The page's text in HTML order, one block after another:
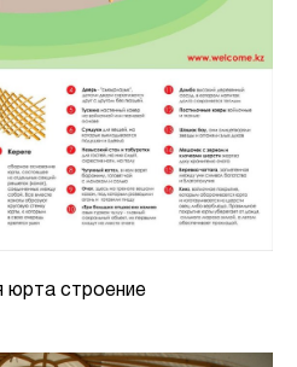
юрта строение